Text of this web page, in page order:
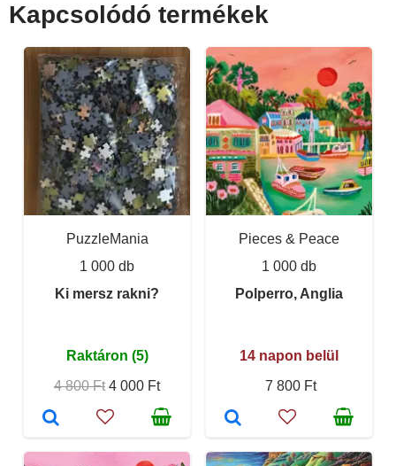
Kapcsolódó termékek
PuzzleMania
1 000 db
Ki mersz rakni?
Raktáron (5)
4 800 Ft 4 000 Ft
Pieces & Peace
1 000 db
Polperro, Anglia
14 napon belül
7 800 Ft